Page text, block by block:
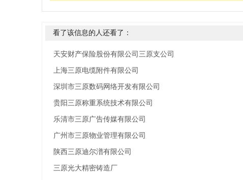
看了该信息的人还看了：
天安财产保险股份有限公司三原支公司
上海三原电缆附件有限公司
深圳市三原数码网络开发有限公司
贵阳三原称重系统技术有限公司
乐清市三原广告传媒有限公司
广州市三原物业管理有限公司
陕西三原迪尔潽有限公司
三原光大精密铸造厂